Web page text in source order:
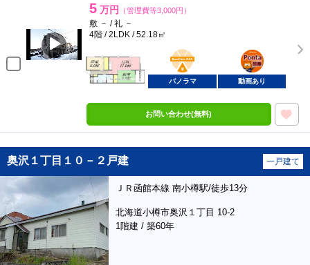
5 万円 （管理費等3,000円）
敷 － / 礼 －
4階 / 2LDK / 52.18㎡
BunChinPAY
ポンタ
部屋
パノラマ 動画あり
お問い合わせ(無料)
奥沢１丁目１０－２戸建 一戸建て
ＪＲ函館本線 南小樽駅/徒歩13分
北海道小樽市奥沢１丁目 10-2
1階建 / 築60年